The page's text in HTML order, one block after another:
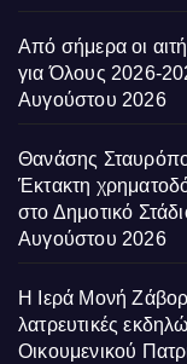
Από σήμερα οι
για Όλους 2026-
Αυγούστου 2026
Θανάσης
Έκτακτη
στο Δημοτικό
Αυγούστου 2026
Η Ιερά Μονή
λατρευτικές
Οικουμενικού